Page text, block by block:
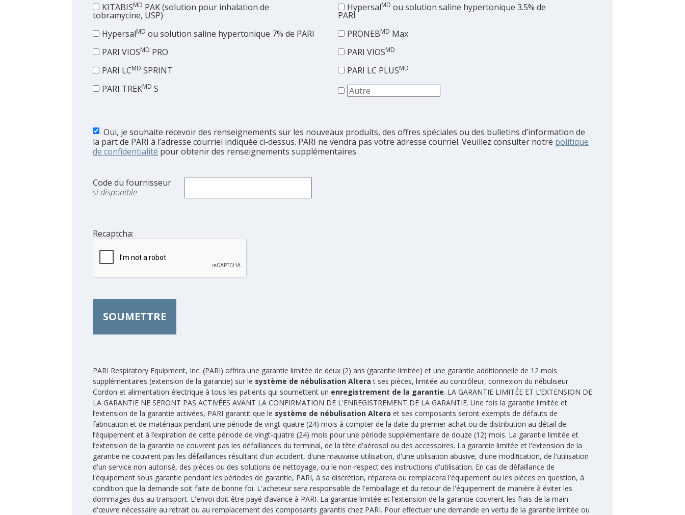
KITABISMD PAK (solution pour inhalation de
tobramycine, USP)
HypersalMD ou solution saline hypertonique 3.5% de
PARI
HypersalMD ou solution saline hypertonique 7% de PARI PRONEBMD Max
PARI VIOSMD PRO PARI VIOSMD
PARI LCMD SPRINT PARI LC PLUSMD
PARI TREKMD S
Oui, je souhaite recevoir des renseignements sur les nouveaux produits, des offres spéciales ou des bulletins d’information de
la part de PARI à l’adresse courriel indiquée ci-dessus. PARI ne vendra pas votre adresse courriel. Veuillez consulter notre politique
de confidentialité pour obtenir des renseignements supplémentaires.
Code du fournisseur
si disponible
Recaptcha:
SOUMETTRE
PARI Respiratory Equipment, Inc. (PARI) offrira une garantie limitée de deux (2) ans (garantie limitée) et une garantie additionnelle de 12 mois
supplémentaires (extension de la garantie) sur le système de nébulisation Altera t ses pièces, limitée au contrôleur, connexion du nébuliseur
Cordon et alimentation électrique à tous les patients qui soumettent un enregistrement de la garantie. LA GARANTIE LIMITÉE ET L’EXTENSION DE
LA GARANTIE NE SERONT PAS ACTIVÉES AVANT LA CONFIRMATION DE L'ENREGISTREMENT DE LA GARANTIE. Une fois la garantie limitée et
l’extension de la garantie activées, PARI garantit que le système de nébulisation Altera et ses composants seront exempts de défauts de
fabrication et de matériaux pendant une période de vingt-quatre (24) mois à compter de la date du premier achat ou de distribution au détail de
l’équipement et à l’expiration de cette période de vingt-quatre (24) mois pour une période supplémentaire de douze (12) mois. La garantie limitée et
l’extension de la garantie ne couvrent pas les défaillances du terminal, de la tête d'aérosol ou des accessoires. La garantie limitée et l'extension de la
garantie ne couvrent pas les défaillances résultant d'un accident, d'une mauvaise utilisation, d'une utilisation abusive, d'une modiﬁcation, de l'utilisation
d'un service non autorisé, des pièces ou des solutions de nettoyage, ou le non-respect des instructions d'utilisation. En cas de défaillance de
l'équipement sous garantie pendant les périodes de garantie, PARI, à sa discrétion, réparera ou remplacera l'équipement ou les pièces en question, à
condition que la demande soit faite de bonne foi. L'acheteur sera responsable de l'emballage et du retour de l'équipement de manière à éviter les
dommages dus au transport. L'envoi doit être payé d’avance à PARI. La garantie limitée et l’extension de la garantie couvrent les frais de la main-
d'œuvre nécessaire au retrait ou au remplacement des composants garantis chez PARI. Pour effectuer une demande en vertu de la garantie limitée ou